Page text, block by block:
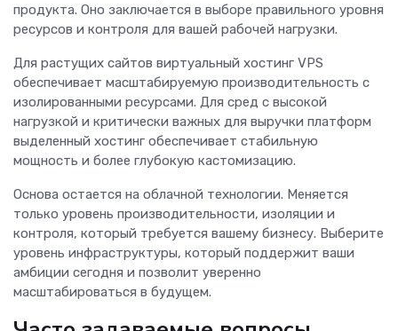
продукта. Оно заключается в выборе правильного уровня
ресурсов и контроля для вашей рабочей нагрузки.
Для растущих сайтов виртуальный хостинг VPS
обеспечивает масштабируемую производительность с
изолированными ресурсами. Для сред с высокой
нагрузкой и критически важных для выручки платформ
выделенный хостинг обеспечивает стабильную
мощность и более глубокую кастомизацию.
Основа остается на облачной технологии. Меняется
только уровень производительности, изоляции и
контроля, который требуется вашему бизнесу. Выберите
уровень инфраструктуры, который поддержит ваши
амбиции сегодня и позволит уверенно
масштабироваться в будущем.